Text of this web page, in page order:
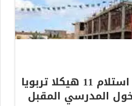
مستغانم: ترقب استلام 11 هيكلا تربويا
المدرسي المقبل